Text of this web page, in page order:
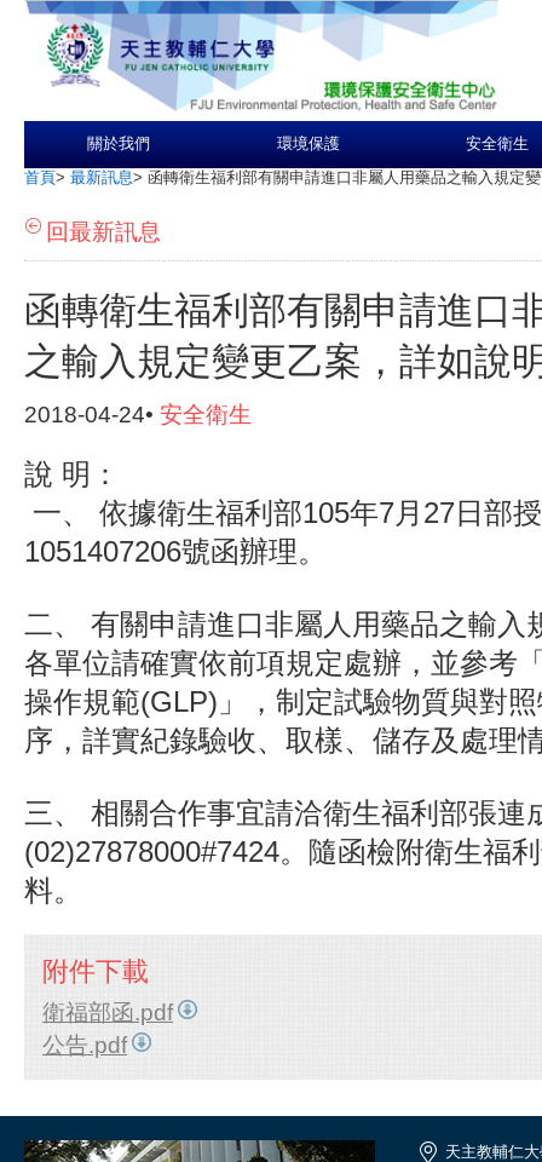
關於我們 環境保護 安全衛生
首頁> 最新訊息> 函轉衛生福利部有關申請進口非屬人用藥品之輸入規定
回最新訊息
函轉衛生福利部有關申請進口
之輸入規定變更乙案，詳如說
2018-04-24• 安全衛生
說 明：
一、
依據衛生福利部105年7月27日部
1051407206號函辦理。
二、
有關申請進口非屬人用藥品之輸入
各單位請確實依前項規定處辦，並參考
操作規範(GLP)」，制定試驗物質與對
序，詳實紀錄驗收、取樣、儲存及處理
三、
相關合作事宜請洽衛生福利部張連
(02)27878000#7424。隨函檢附衛生福
料。
附件下載
衛福部函.pdf
公告.pdf
天主教輔仁